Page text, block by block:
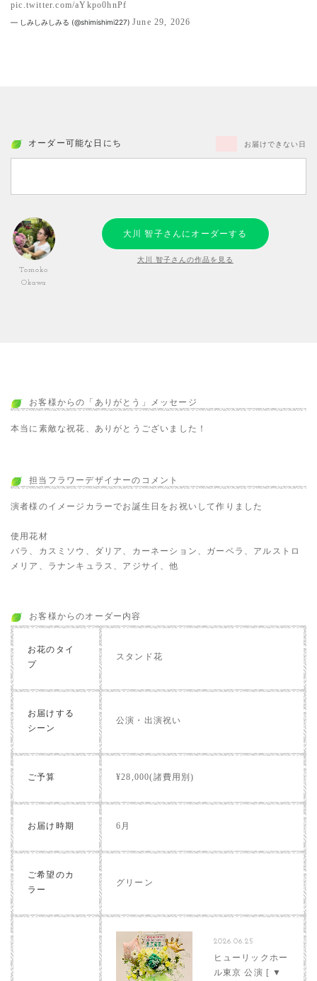
pic.twitter.com/aYkpo0hnPf
— しみしみしみる (@shimishimi227) June 29, 2026
オーダー可能な日にち お届けできない日
Tomoko
Okawa
大川 智子さんにオーダーする
大川 智子さんの作品を見る
お客様からの「ありがとう」メッセージ
本当に素敵な祝花、ありがとうございました！
担当フラワーデザイナーのコメント
演者様のイメージカラーでお誕生日をお祝いして作りました
使用花材
バラ、カスミソウ、ダリア、カーネーション、ガーベラ、アルストロ
メリア、ラナンキュラス、アジサイ、他
お客様からのオーダー内容
お花のタイ
プ
スタンド花
お届けする
シーン
公演・出演祝い
ご予算 ¥28,000(諸費用別)
お届け時期 6月
ご希望のカ
ラー
グリーン
2026.06.25
ヒューリックホー
ル東京 公演 [ ▼